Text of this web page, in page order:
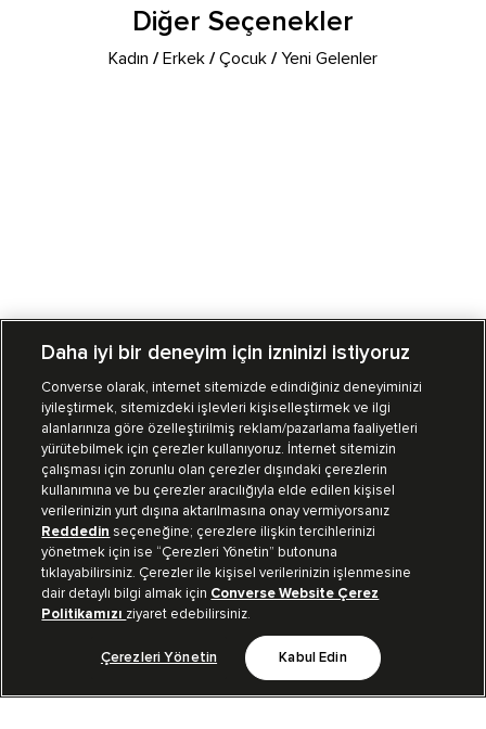
Diğer Seçenekler
Kadın /Erkek /Çocuk /Yeni Gelenler
Mağazalarımız Sipariş Takibi
Müşteri İlişkileri
Koleksiyon
Kurumsal
Bizi Takip Et
Daha iyi bir deneyim için izninizi istiyoruz
Converse olarak, internet sitemizde edindiğiniz deneyiminizi
iyileştirmek, sitemizdeki işlevleri kişiselleştirmek ve ilgi
alanlarınıza göre özelleştirilmiş reklam/pazarlama faaliyetleri
yürütebilmek için çerezler kullanıyoruz. İnternet sitemizin
çalışması için zorunlu olan çerezler dışındaki çerezlerin
kullanımına ve bu çerezler aracılığıyla elde edilen kişisel
verilerinizin yurt dışına aktarılmasına onay vermiyorsanız
Reddedin seçeneğine; çerezlere ilişkin tercihlerinizi
yönetmek için ise “Çerezleri Yönetin” butonuna
tıklayabilirsiniz. Çerezler ile kişisel verilerinizin işlenmesine
dair detaylı bilgi almak için Converse Website Çerez
Politikamızı ziyaret edebilirsiniz.
Çerezleri Yönetin Kabul Edin